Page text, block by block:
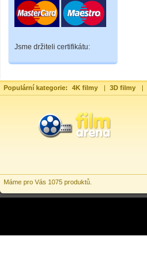
Jsme držiteli certifikátu:
Populární kategorie: 4K filmy | 3D filmy |
Máme pro Vás 1075 produktů.